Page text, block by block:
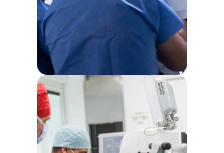
➜
Possibilité de traiter la presbytie.
Chirurgie rapide et sans douleur.